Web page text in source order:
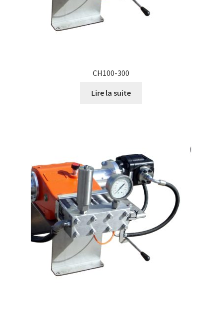
CH100-300
Lire la suite